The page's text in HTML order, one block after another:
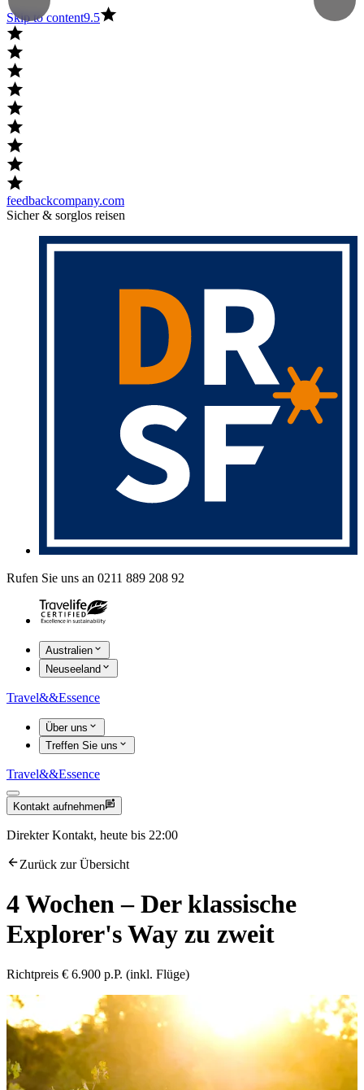
Skip to content9.5
feedbackcompany.com
Sicher & sorglos reisen
Rufen Sie uns an 0211 889 208 92
Australien
Neuseeland
Travel&&Essence
Über uns
Treffen Sie uns
Travel&&Essence
Kontakt aufnehmen
Direkter Kontakt, heute bis 22:00
Zurück zur Übersicht
4 Wochen – Der klassische
Explorer's Way zu zweit
Richtpreis € 6.900 p.P. (inkl. Flüge)